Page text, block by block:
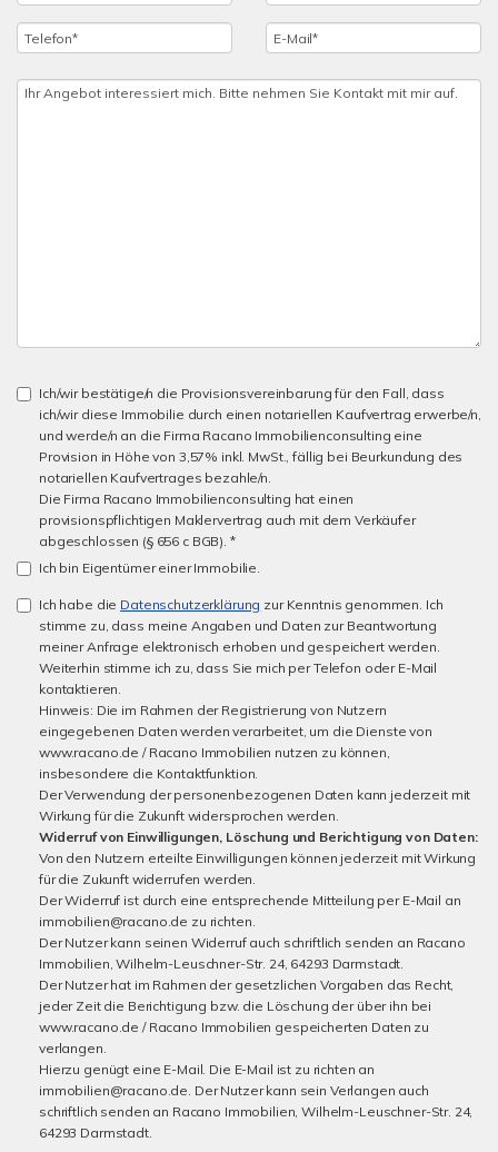
Ich/wir bestätige/n die Provisionsvereinbarung für den Fall, dass
ich/wir diese Immobilie durch einen notariellen Kaufvertrag erwerbe/n,
und werde/n an die Firma Racano Immobilienconsulting eine
Provision in Höhe von 3,57% inkl. MwSt., fällig bei Beurkundung des
notariellen Kaufvertrages bezahle/n.
Die Firma Racano Immobilienconsulting hat einen
provisionspflichtigen Maklervertrag auch mit dem Verkäufer
abgeschlossen (§ 656 c BGB). *
Ich bin Eigentümer einer Immobilie.
Ich habe die Datenschutzerklärung zur Kenntnis genommen. Ich
stimme zu, dass meine Angaben und Daten zur Beantwortung
meiner Anfrage elektronisch erhoben und gespeichert werden.
Weiterhin stimme ich zu, dass Sie mich per Telefon oder E-Mail
kontaktieren.
Hinweis: Die im Rahmen der Registrierung von Nutzern
eingegebenen Daten werden verarbeitet, um die Dienste von
www.racano.de / Racano Immobilien nutzen zu können,
insbesondere die Kontaktfunktion.
Der Verwendung der personenbezogenen Daten kann jederzeit mit
Wirkung für die Zukunft widersprochen werden.
Widerruf von Einwilligungen, Löschung und Berichtigung von Daten:
Von den Nutzern erteilte Einwilligungen können jederzeit mit Wirkung
für die Zukunft widerrufen werden.
Der Widerruf ist durch eine entsprechende Mitteilung per E-Mail an
immobilien@racano.de zu richten.
Der Nutzer kann seinen Widerruf auch schriftlich senden an Racano
Immobilien, Wilhelm-Leuschner-Str. 24, 64293 Darmstadt.
Der Nutzer hat im Rahmen der gesetzlichen Vorgaben das Recht,
jeder Zeit die Berichtigung bzw. die Löschung der über ihn bei
www.racano.de / Racano Immobilien gespeicherten Daten zu
verlangen.
Hierzu genügt eine E-Mail. Die E-Mail ist zu richten an
immobilien@racano.de. Der Nutzer kann sein Verlangen auch
schriftlich senden an Racano Immobilien, Wilhelm-Leuschner-Str. 24,
64293 Darmstadt.